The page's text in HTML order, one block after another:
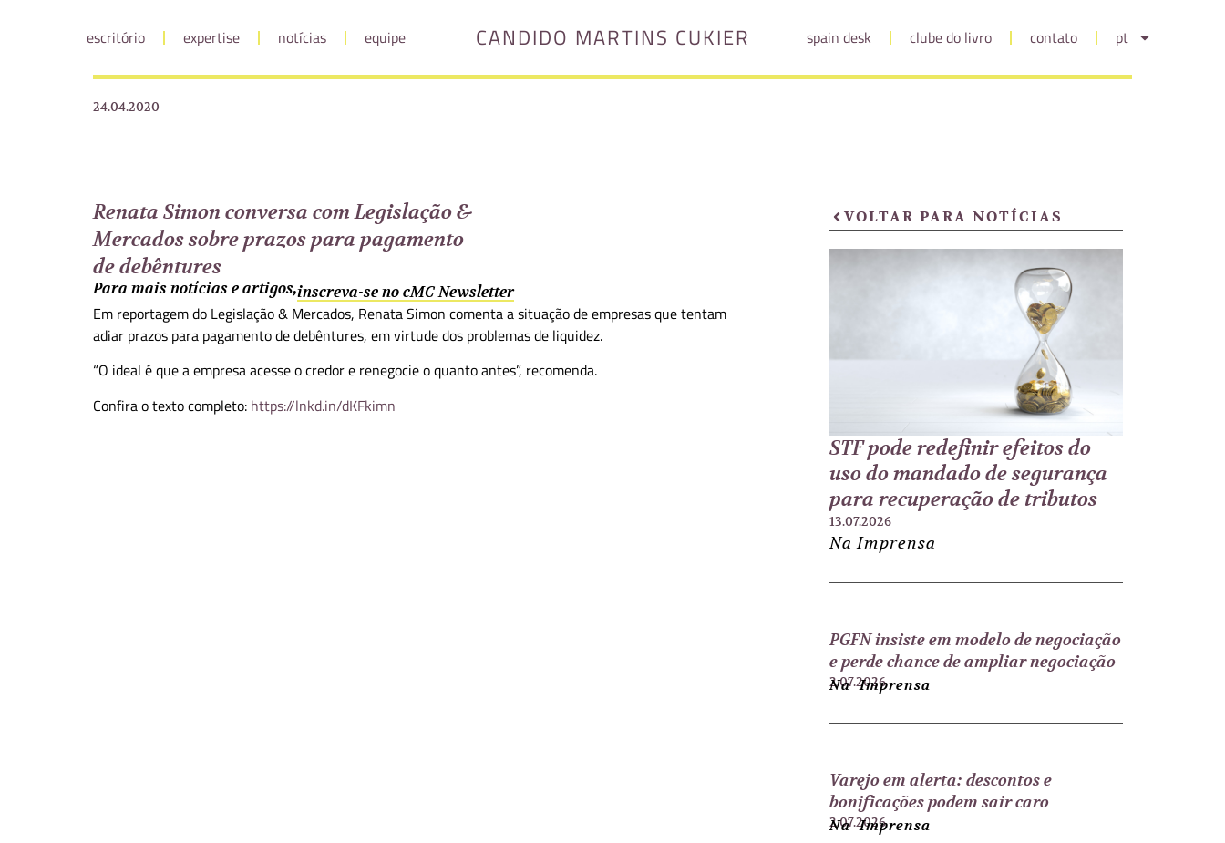
escritório expertise notícias equipe CANDIDO MARTINS CUKIER spain desk clube do livro contato pt
24.04.2020
Renata Simon conversa com Legislação &
Mercados sobre prazos para pagamento
de debêntures
Para mais notícias e artigos,inscreva-se no cMC Newsletter
Em reportagem do Legislação & Mercados, Renata Simon comenta a situação de empresas que tentam
adiar prazos para pagamento de debêntures, em virtude dos problemas de liquidez.
“O ideal é que a empresa acesse o credor e renegocie o quanto antes”, recomenda.
Confira o texto completo: https://lnkd.in/dKFkimn
VOLTAR PARA NOTÍCIAS
STF pode redefinir efeitos do
uso do mandado de segurança
para recuperação de tributos
13.07.2026
Na Imprensa
PGFN insiste em modelo de negociação
e perde chance de ampliar negociação
2.07.2026
Na Imprensa
Varejo em alerta: descontos e
bonificações podem sair caro
2.07.2026
Na Imprensa